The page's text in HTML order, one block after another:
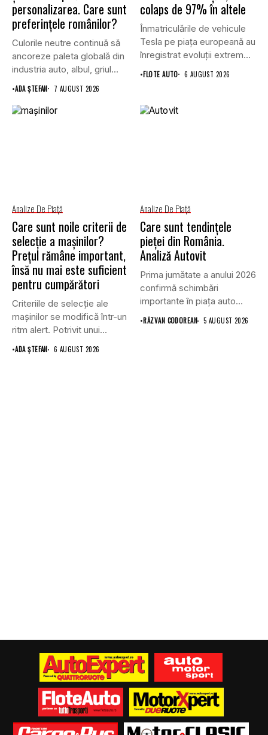
personalizarea. Care sunt
preferințele românilor?
Culorile neutre continuă să
ancoreze paleta globală din
industria auto, albul, griul...
•ADA ȘTEFAN 7 AUGUST 2026
colaps de 97% în altele
Înmatriculările de vehicule
Tesla pe piața europeană au
înregistrat evoluții extrem
de...
•FLOTE AUTO 6 AUGUST 2026
Analize De Piață
Care sunt noile criterii de
selecție a mașinilor?
Prețul rămâne important,
însă nu mai este suficient
pentru cumpărători
Criteriile de selecție ale
mașinilor se modifică într-un
ritm alert. Potrivit unui...
•ADA ȘTEFAN 6 AUGUST 2026
Analize De Piață
Care sunt tendințele
pieței din România.
Analiză Autovit
Prima jumătate a anului 2026
confirmă schimbări
importante în piața auto
din...
•RĂZVAN CODOREAN 5 AUGUST 2026